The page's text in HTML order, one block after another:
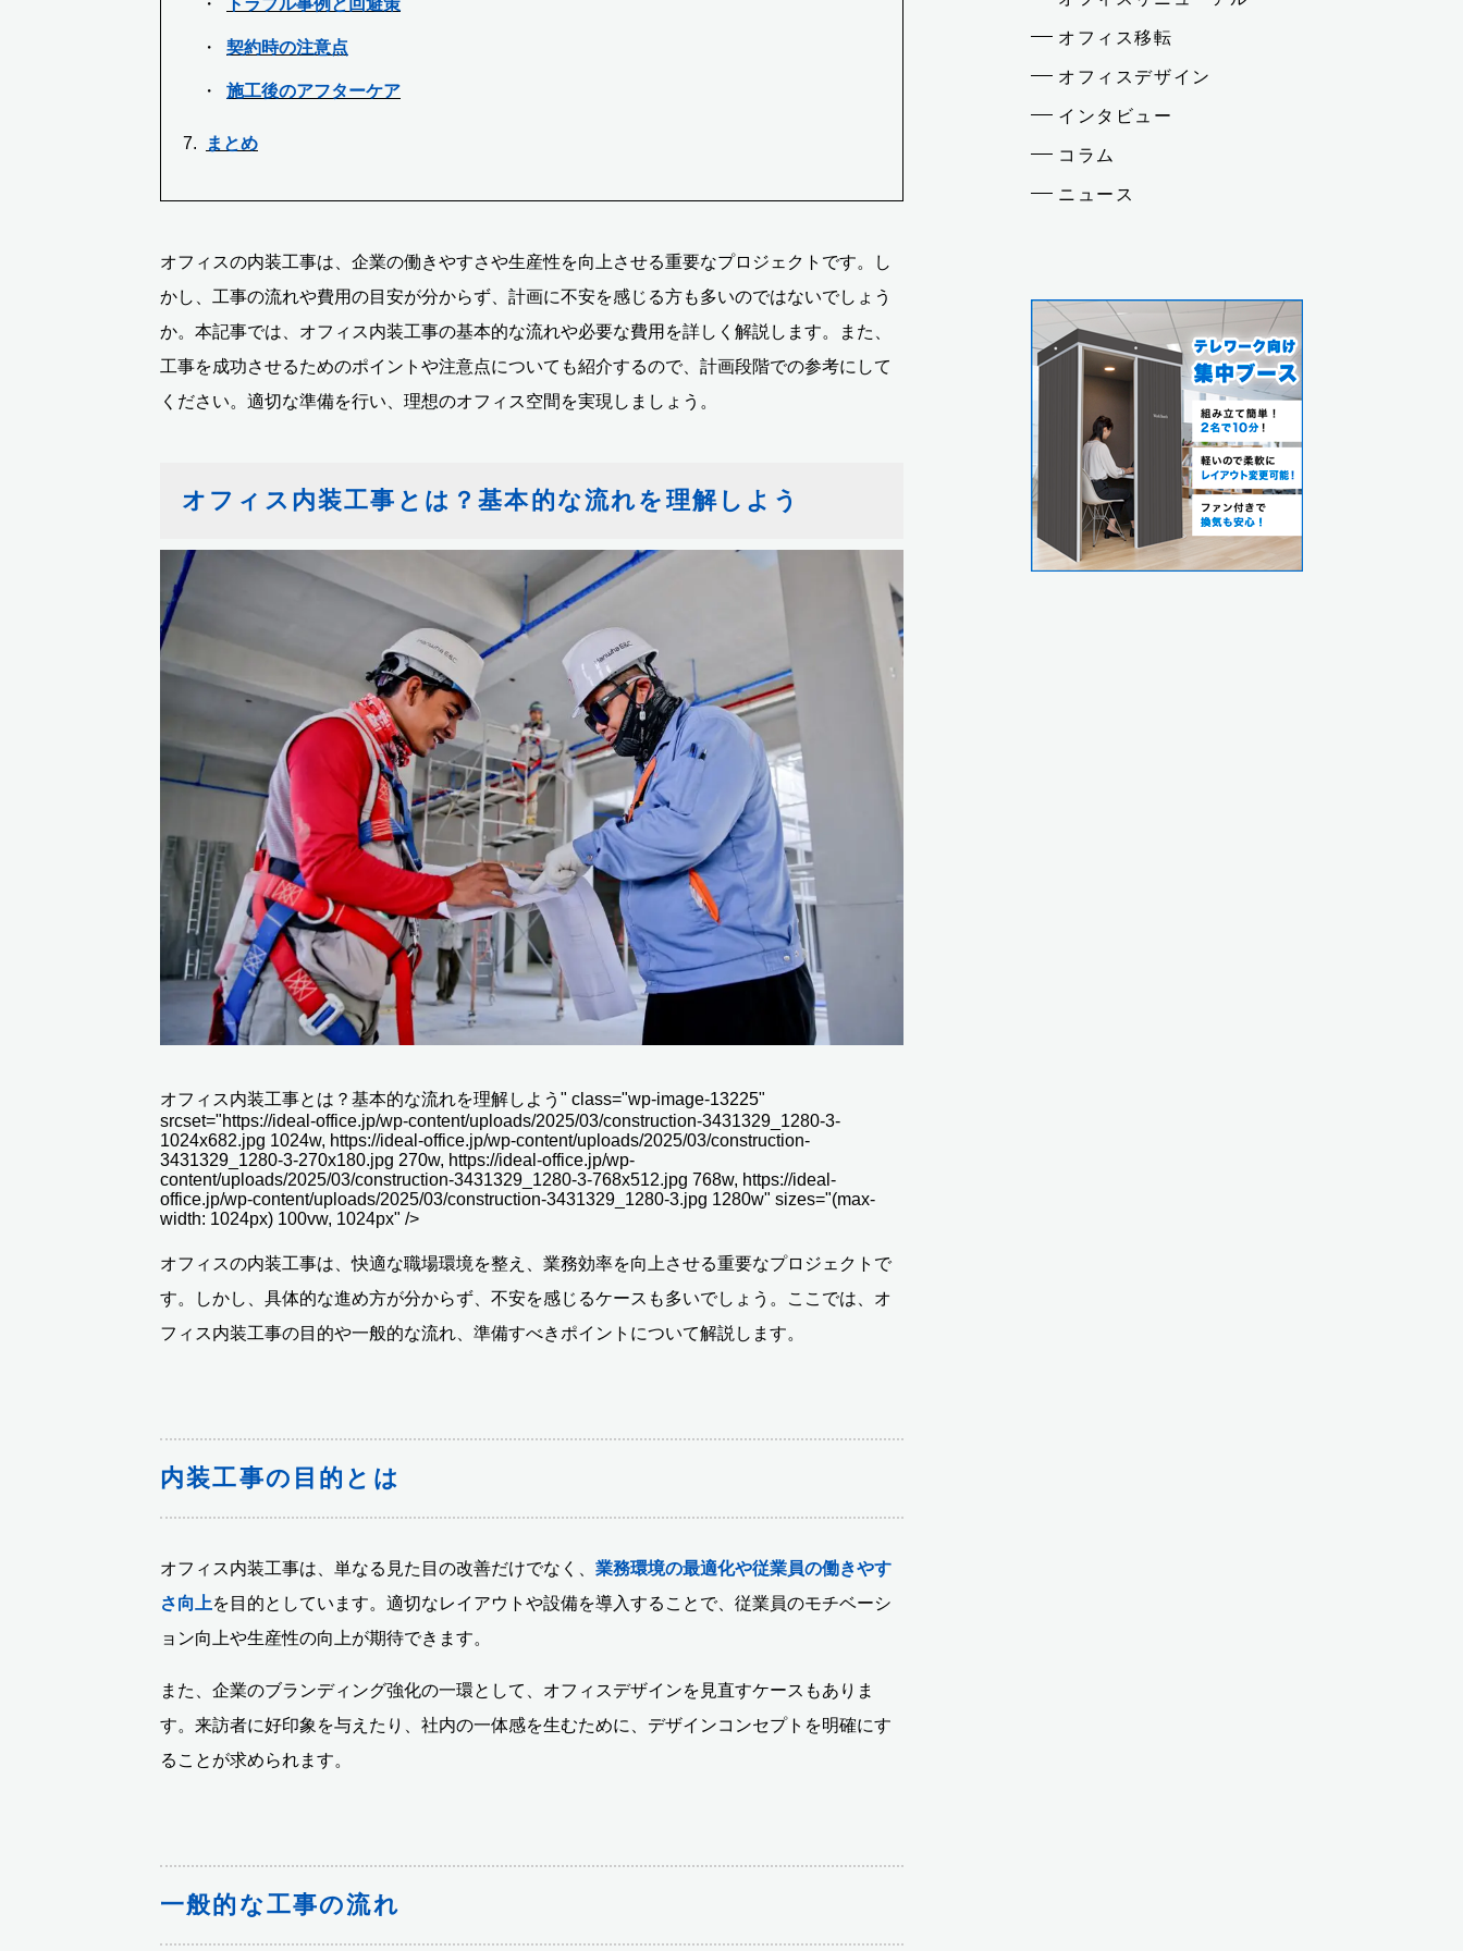
オフィス移転
オフィスデザイン
インタビュー
コラム
ニュース
トラブル事例と回避策
契約時の注意点
施工後のアフターケア
まとめ
オフィスの内装工事は、企業の働きやすさや生産性を向上させる重要なプロジェクトです。し
かし、工事の流れや費用の目安が分からず、計画に不安を感じる方も多いのではないでしょう
か。本記事では、オフィス内装工事の基本的な流れや必要な費用を詳しく解説します。また、
工事を成功させるためのポイントや注意点についても紹介するので、計画段階での参考にして
ください。適切な準備を行い、理想のオフィス空間を実現しましょう。
オフィス内装工事とは？基本的な流れを理解しよう
オフィス内装工事とは？基本的な流れを理解しよう" class="wp-image-13225"
srcset="https://ideal-office.jp/wp-content/uploads/2025/03/construction-3431329_1280-3-
1024x682.jpg 1024w, https://ideal-office.jp/wp-content/uploads/2025/03/construction-
3431329_1280-3-270x180.jpg 270w, https://ideal-office.jp/wp-
content/uploads/2025/03/construction-3431329_1280-3-768x512.jpg 768w, https://ideal-
office.jp/wp-content/uploads/2025/03/construction-3431329_1280-3.jpg 1280w" sizes="(max-
width: 1024px) 100vw, 1024px" />
オフィスの内装工事は、快適な職場環境を整え、業務効率を向上させる重要なプロジェクトで
す。しかし、具体的な進め方が分からず、不安を感じるケースも多いでしょう。ここでは、オ
フィス内装工事の目的や一般的な流れ、準備すべきポイントについて解説します。
内装工事の目的とは
オフィス内装工事は、単なる見た目の改善だけでなく、 業務環境の最適化や従業員の働きやす
さ向上を目的としています。適切なレイアウトや設備を導入することで、従業員のモチベーシ
ョン向上や生産性の向上が期待できます。
また、企業のブランディング強化の一環として、オフィスデザインを見直すケースもありま
す。来訪者に好印象を与えたり、社内の一体感を生むために、デザインコンセプトを明確にす
ることが求められます。
一般的な工事の流れ